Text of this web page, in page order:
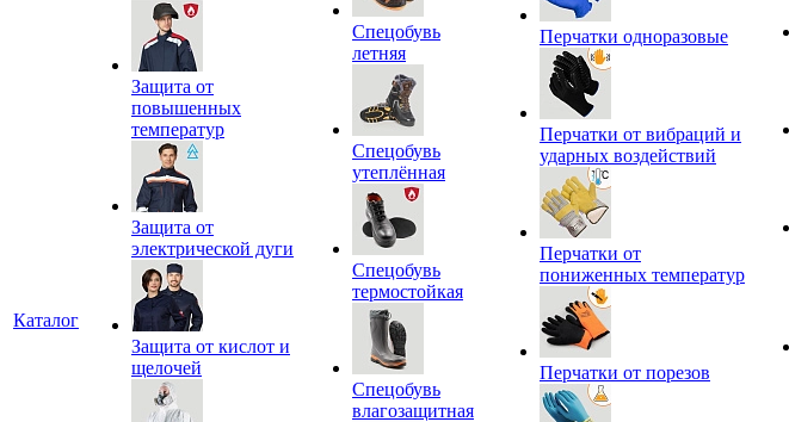
Каталог
Защита от
повышенных
температур
Защита от
электрической дуги
Защита от кислот и
щелочей
Спецобувь
летняя
Спецобувь
утеплённая
Спецобувь
термостойкая
Спецобувь
влагозащитная
Перчатки одноразовые
Перчатки от вибраций и
ударных воздействий
Перчатки от
пониженных температур
Перчатки от порезов